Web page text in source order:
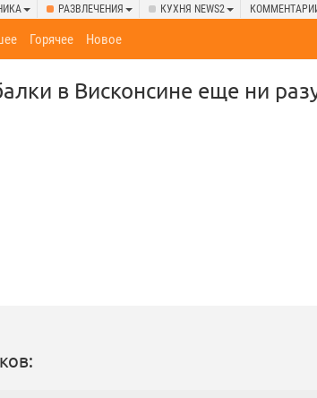
РАЗВЛЕЧЕНИЯ КУХНЯ NEWS2
Горячее Новое
в Висконсине еще ни